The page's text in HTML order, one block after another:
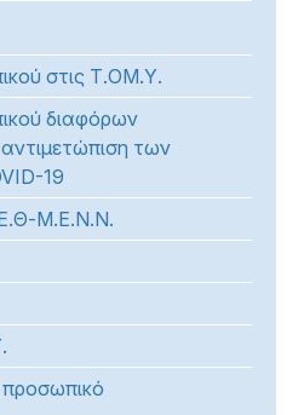
στις Τ.ΟΜ.Υ.
διαφόρων
αντιμετώπιση των
19
Μ.Ε.Ν.Ν.
προσωπικό